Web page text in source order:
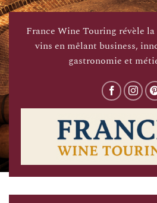
France Wine Touring révèle la
vins en mêlant business,
gastronomie et